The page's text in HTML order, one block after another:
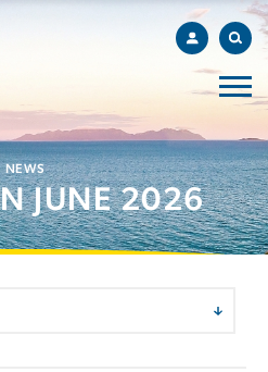
NEWS
JUNE 2026